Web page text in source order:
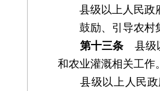
县级以上人民政府
鼓励、引导农村集
第十三条 县级
和农业灌溉相关工作。
县级以上人民政府